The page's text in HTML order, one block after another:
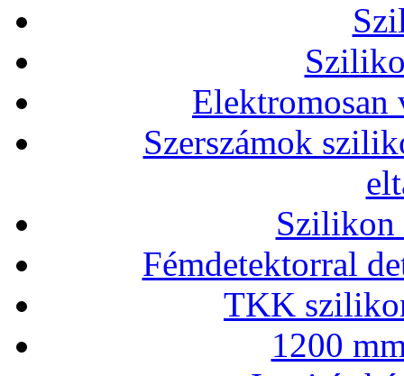
Elektromosan
Szerszámok
Szilikon
Fémdetektorral
TKK
1200